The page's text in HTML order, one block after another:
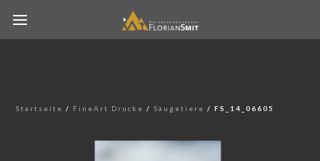
Startseite / FineArt Drucke /Säugetiere / FS_14_06605